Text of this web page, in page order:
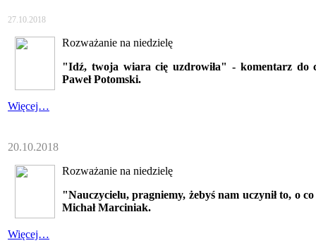
27.10.2018
Rozważanie na niedzielę
"Idź, twoja wiara cię uzdrowiła" - komentarz do
Paweł Potomski.
Więcej…
20.10.2018
Rozważanie na niedzielę
"Nauczycielu, pragniemy, żebyś nam uczynił to, o
Michał Marciniak.
Więcej…